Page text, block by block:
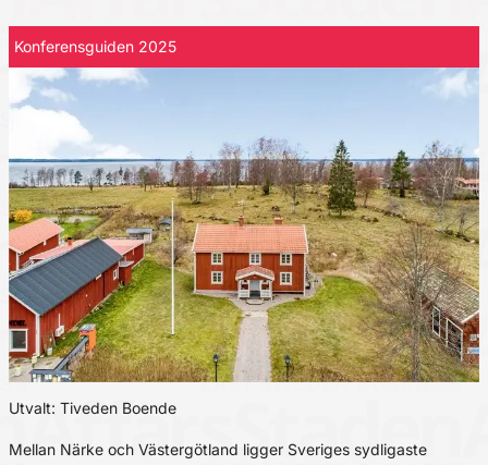
Konferensguiden 2025
Utvalt: Tiveden Boende
Mellan Närke och Västergötland ligger Sveriges sydligaste